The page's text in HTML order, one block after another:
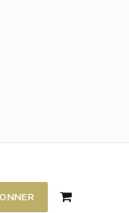
Shopping